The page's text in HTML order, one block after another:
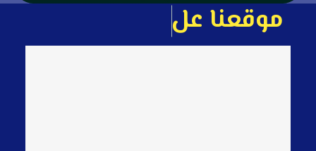
موقعنا على